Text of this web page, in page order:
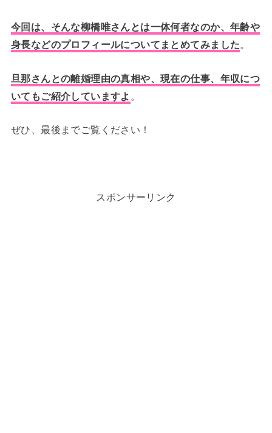
今回は、そんな柳橋唯さんとは一体何者なのか、年齢や
身長などのプロフィールについてまとめてみました。
旦那さんとの離婚理由の真相や、現在の仕事、年収につ
いてもご紹介していますよ 。
ぜひ、最後までご覧ください！
スポンサーリンク